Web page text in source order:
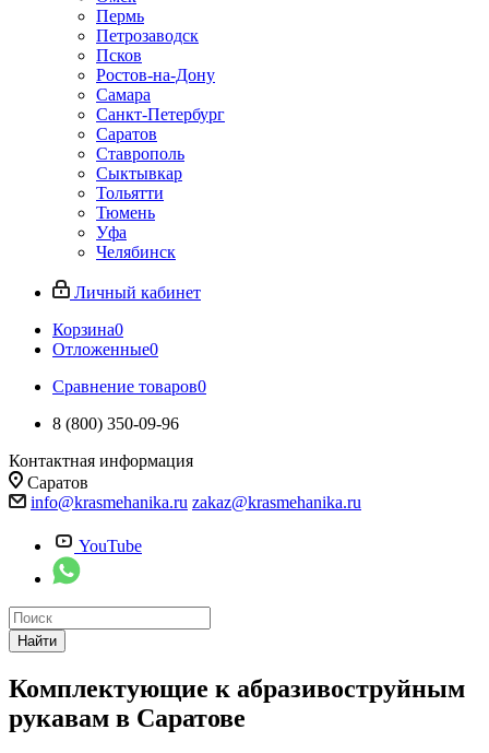
Пермь
Петрозаводск
Псков
Ростов-на-Дону
Самара
Санкт-Петербург
Саратов
Ставрополь
Сыктывкар
Тольятти
Тюмень
Уфа
Челябинск
Личный кабинет
Корзина0
Отложенные0
Сравнение товаров0
8 (800) 350-09-96
Контактная информация
Саратов
info@krasmehanika.ru zakaz@krasmehanika.ru
YouTube
Найти
Комплектующие к абразивоструйным
рукавам в Саратове